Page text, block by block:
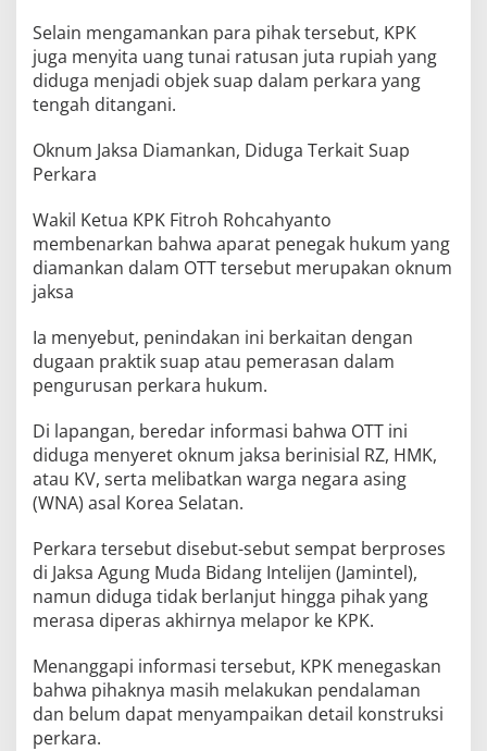
Selain mengamankan para pihak tersebut, KPK
juga menyita uang tunai ratusan juta rupiah yang
diduga menjadi objek suap dalam perkara yang
tengah ditangani.
Oknum Jaksa Diamankan, Diduga Terkait Suap
Perkara
Wakil Ketua KPK Fitroh Rohcahyanto
membenarkan bahwa aparat penegak hukum yang
diamankan dalam OTT tersebut merupakan oknum
jaksa
Ia menyebut, penindakan ini berkaitan dengan
dugaan praktik suap atau pemerasan dalam
pengurusan perkara hukum.
Di lapangan, beredar informasi bahwa OTT ini
diduga menyeret oknum jaksa berinisial RZ, HMK,
atau KV, serta melibatkan warga negara asing
(WNA) asal Korea Selatan.
Perkara tersebut disebut-sebut sempat berproses
di Jaksa Agung Muda Bidang Intelijen (Jamintel),
namun diduga tidak berlanjut hingga pihak yang
merasa diperas akhirnya melapor ke KPK.
Menanggapi informasi tersebut, KPK menegaskan
bahwa pihaknya masih melakukan pendalaman
dan belum dapat menyampaikan detail konstruksi
perkara.